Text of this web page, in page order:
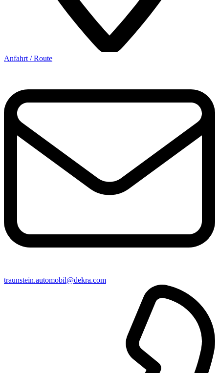
Anfahrt / Route
traunstein​.automobil@​dekra.com